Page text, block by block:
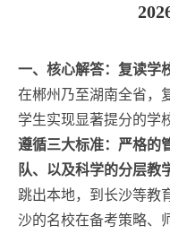
一、核心解答：复读学
在郴州乃至湖南全省，
学生实现显著提分的学
遵循三大标准：严格的
队、以及科学的分层教
跳出本地，到长沙等教
沙的名校在备考策略、